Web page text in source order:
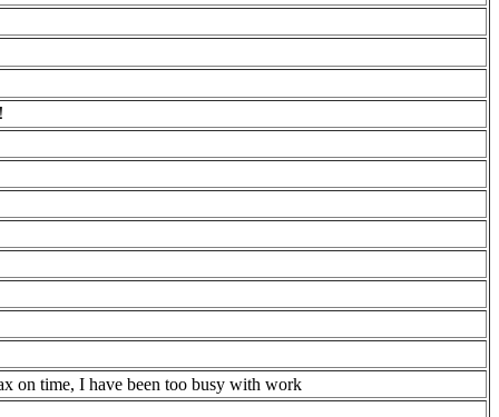
on time, I have been too busy with work